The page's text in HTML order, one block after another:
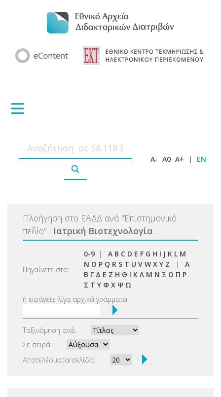
A- A0 A+ | EN
Πλοήγηση στο ΕΑΔΔ ανά "Επιστημονικό
πεδίο" : Ιατρική Βιοτεχνολογία
Πηγαίνετε στο:
0-9 | A B C D E F G H I J K L M
N O P Q R S T U V W X Y Z | Α
Β Γ Δ Ε Ζ Η Θ Ι Κ Λ Μ Ν Ξ Ο Π Ρ
Σ Τ Υ Φ Χ Ψ Ω
ή εισάγετε λίγα αρχικά γράμματα:
Ταξινόμηση ανά:
Σε σειρά:
Αποτελέσματα/σελίδα: